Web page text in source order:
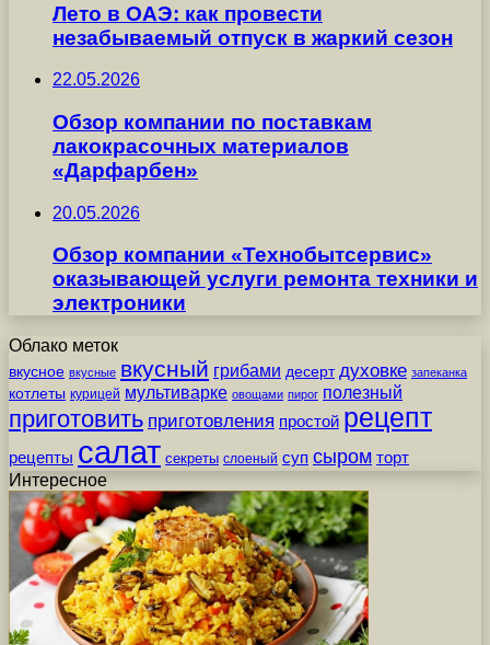
Лето в ОАЭ: как провести
незабываемый отпуск в жаркий сезон
22.05.2026
Обзор компании по поставкам
лакокрасочных материалов
«Дарфарбен»
20.05.2026
Обзор компании «Технобытсервис»
оказывающей услуги ремонта техники и
электроники
Облако меток
вкусное вкусные вкусный грибами десерт духовке запеканка
котлеты курицей мультиварке овощами пирог полезный
приготовить приготовления простой рецепт
рецепты салат секреты слоеный суп сыром торт
Интересное